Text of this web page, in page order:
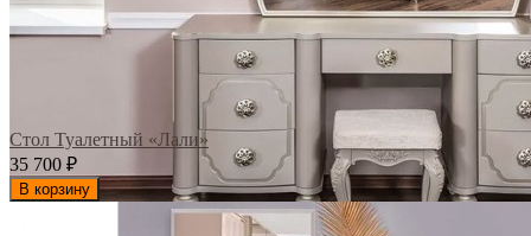
Стол Туалетный «Лали»
35 700 ₽
В корзину